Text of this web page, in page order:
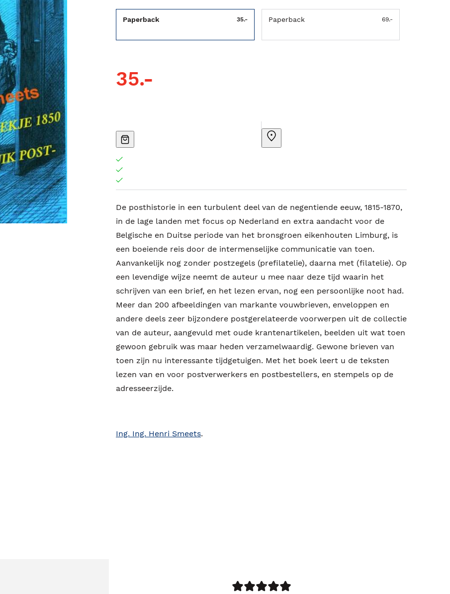
Paperback 35.- Paperback 69.-
35.-
De posthistorie in een turbulent deel van de negentiende eeuw, 1815-1870,
in de lage landen met focus op Nederland en extra aandacht voor de
Belgische en Duitse periode van het bronsgroen eikenhouten Limburg, is
een boeiende reis door de intermenselijke communicatie van toen.
Aanvankelijk nog zonder postzegels (prefilatelie), daarna met (filatelie). Op
een levendige wijze neemt de auteur u mee naar deze tijd waarin het
schrijven van een brief, en het lezen ervan, nog een persoonlijke noot had.
Meer dan 200 afbeeldingen van markante vouwbrieven, enveloppen en
andere deels zeer bijzondere postgerelateerde voorwerpen uit de collectie
van de auteur, aangevuld met oude krantenartikelen, beelden uit wat toen
gewoon gebruik was maar heden verzamelwaardig. Gewone brieven van
toen zijn nu interessante tijdgetuigen. Met het boek leert u de teksten
lezen van en voor postverwerkers en postbestellers, en stempels op de
adresseerzijde.
Ing. Ing. Henri Smeets.